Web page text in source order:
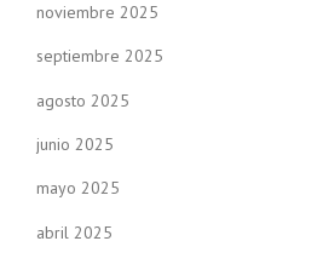
noviembre 2025
septiembre 2025
agosto 2025
junio 2025
mayo 2025
abril 2025